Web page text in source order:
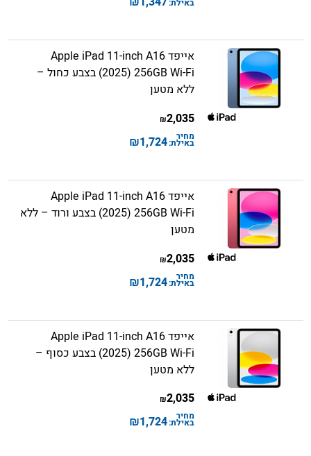
באילת:
אייפד Apple iPad 11-inch A16
(2025) 256GB Wi-Fi בצבע כחול –
ללא מטען
2,035
₪
מחיר
באילת:1,724
₪
אייפד Apple iPad 11-inch A16
(2025) 256GB Wi-Fi בצבע ורוד – ללא
מטען
2,035
₪
מחיר
באילת:1,724
₪
אייפד Apple iPad 11-inch A16
(2025) 256GB Wi-Fi בצבע כסוף –
ללא מטען
2,035
₪
מחיר
באילת:1,724
₪